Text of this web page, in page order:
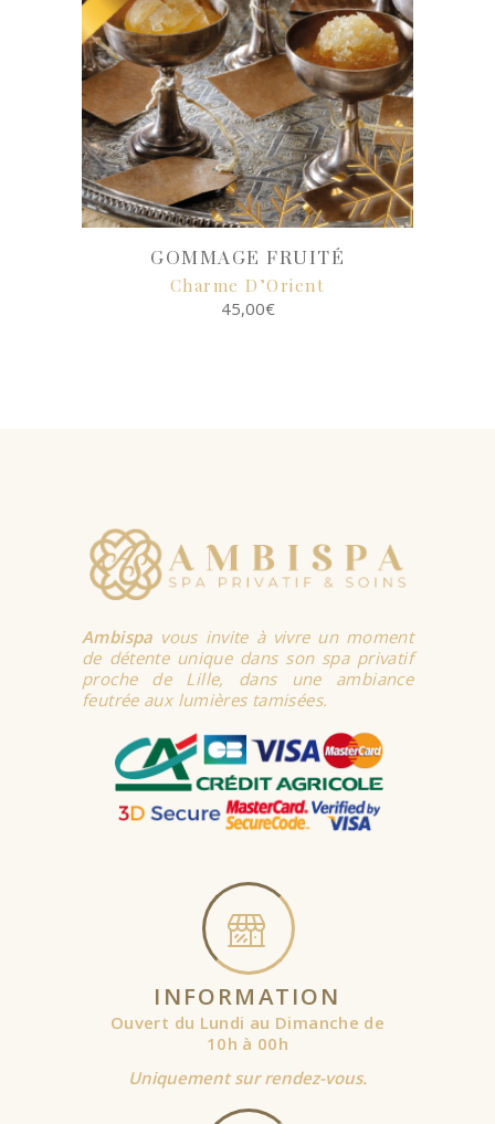
GOMMAGE FRUITÉ
Charme D’Orient
45,00€
Ambispa vous invite à vivre un moment
de détente unique dans son spa privatif
proche de Lille, dans une ambiance
feutrée aux lumières tamisées.
INFORMATION
Ouvert du Lundi au Dimanche de
10h à 00h
Uniquement sur rendez-vous.